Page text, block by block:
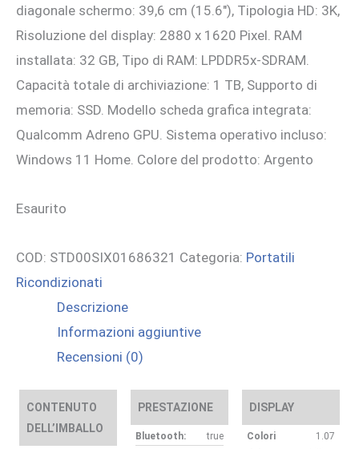
diagonale schermo: 39,6 cm (15.6″), Tipologia HD: 3K,
Risoluzione del display: 2880 x 1620 Pixel. RAM
installata: 32 GB, Tipo di RAM: LPDDR5x-SDRAM.
Capacità totale di archiviazione: 1 TB, Supporto di
memoria: SSD. Modello scheda grafica integrata:
Qualcomm Adreno GPU. Sistema operativo incluso:
Windows 11 Home. Colore del prodotto: Argento
Esaurito
COD: STD00SIX01686321 Categoria: Portatili
Ricondizionati
Descrizione
Informazioni aggiuntive
Recensioni (0)
CONTENUTO
DELL’IMBALLO
PRESTAZIONE
Bluetooth:
true
DISPLAY
Colori
1.07